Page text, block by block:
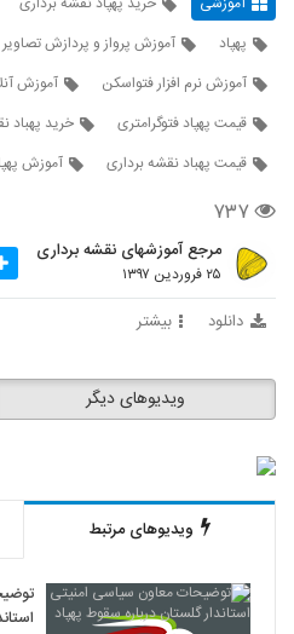
پهپاد
آموزش پرواز و پردازش تصاویر
آموزش نرم افزار فتواسکن
آموزش
قیمت پهپاد فتوگرامتری
خرید پهباد
قیمت پهباد نقشه برداری
آموزش
۷۳۷
مرجع آموزشهای نقشه برداری
۲۵ فروردین ۱۳۹۷
دانلود بیشتر
ویدیوهای دیگر
ویدیوهای مرتبط